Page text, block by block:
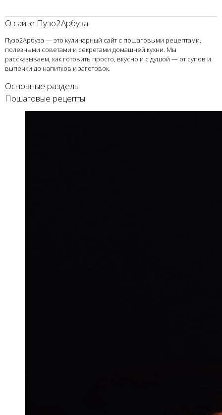
О сайте Пузо2Арбуза
Пузо2Арбуза — это кулинарный сайт с пошаговыми рецептами,
полезными советами и секретами домашней кухни. Мы
рассказываем, как готовить просто, вкусно и с душой — от супов и
выпечки до напитков и заготовок.
Основные разделы
Пошаговые рецепты